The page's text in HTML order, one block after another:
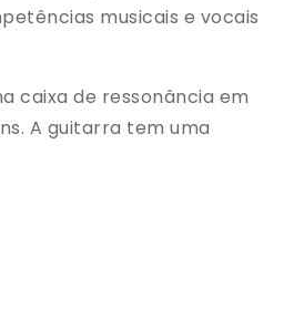
musicais e vocais
caixa de ressonância em
A guitarra tem uma